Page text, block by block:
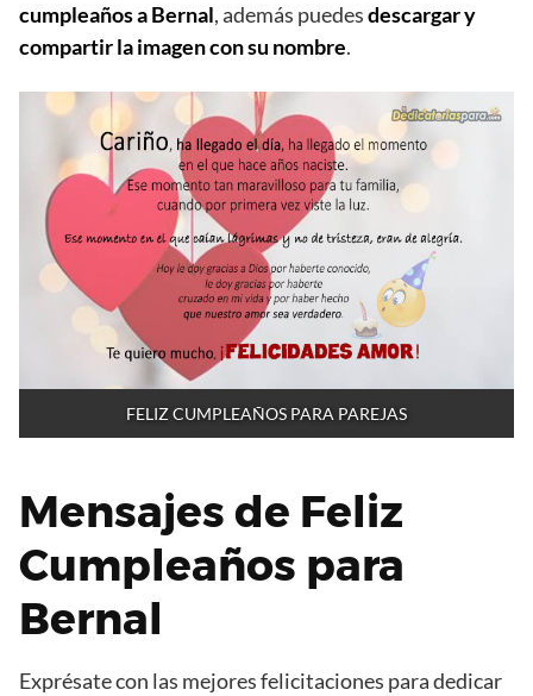
cumpleaños a Bernal, además puedesdescargar y
compartir la imagen con su nombre.
FELIZ CUMPLEAÑOS PARA PAREJAS
Mensajes de Feliz
Cumpleaños para
Bernal
Exprésate con las mejores felicitaciones para dedicar